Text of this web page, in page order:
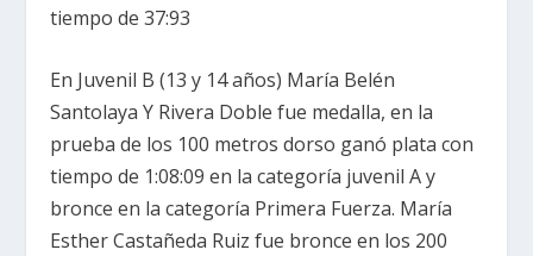
tiempo de 37:93
En Juvenil B (13 y 14 años) María Belén
Santolaya Y Rivera Doble fue medalla, en la
prueba de los 100 metros dorso ganó plata con
tiempo de 1:08:09 en la categoría juvenil A y
bronce en la categoría Primera Fuerza. María
Esther Castañeda Ruiz fue bronce en los 200